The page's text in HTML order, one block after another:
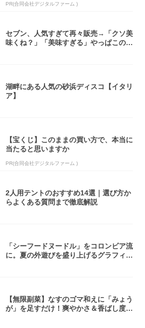
PR(合同会社デジタルファーム )
セブン、人気すぎて再々販売→「クソ美
味くね？」「美味すぎる」やっぱこのク
湖畔にある人気の砂浜ディスコ【イタリ
ア】
【宝くじ】このままの買い方で、本当に
当たると思いますか
PR(合同会社デジタルファーム )
2人用テントのおすすめ14選｜選び方か
らよくある質問まで徹底解説
「シーフードヌードル」をコロンビア流
に。夏の外遊びを盛り上げるグラフィッ
【無限副菜】なすのゴマ和えに「みょう
が」を足すだけ！爽やかさ＆香ばし度1